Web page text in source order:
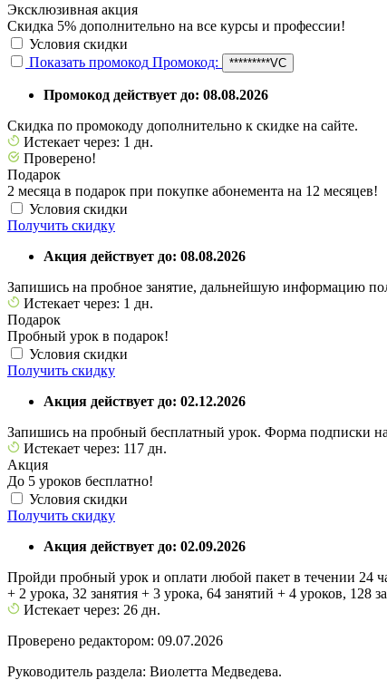
Эксклюзивная акция
Скидка 5% дополнительно на все курсы и профессии!
Условия скидки
Показать промокод Промокод: *********VC
Промокод действует до: 08.08.2026
Скидка по промокоду дополнительно к скидке на сайте.
Истекает через: 1 дн.
Проверено!
Подарок
2 месяца в подарок при покупке абонемента на 12 месяцев!
Условия скидки
Получить скидку
Акция действует до: 08.08.2026
Запишись на пробное занятие, дальнейшую информацию
Истекает через: 1 дн.
Подарок
Пробный урок в подарок!
Условия скидки
Получить скидку
Акция действует до: 02.12.2026
Запишись на пробный бесплатный урок. Форма подписки
Истекает через: 117 дн.
Акция
До 5 уроков бесплатно!
Условия скидки
Получить скидку
Акция действует до: 02.09.2026
Пройди пробный урок и оплати любой пакет в течении 24
+ 2 урока, 32 занятия + 3 урока, 64 занятий + 4 уроков, 128
Истекает через: 26 дн.
Проверено редактором: 09.07.2026
Руководитель раздела: Виолетта Медведева.